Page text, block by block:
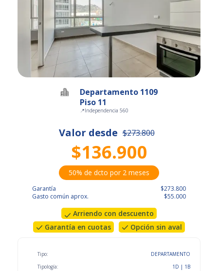
Departamento 1109
Piso 11
📍Independencia 560
Valor desde $273.800
$136.900
50% de dcto por 2 meses
Garantía
Gasto común aprox.
$273.800
$55.000
Arriendo con descuento
Garantía en cuotas
Opción sin aval
Tipo:
Tipología:
DEPARTAMENTO
1D | 1B